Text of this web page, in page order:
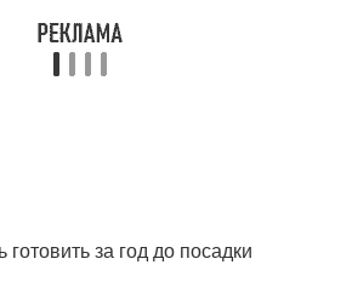
Вертикальные грядки
за год до посадки